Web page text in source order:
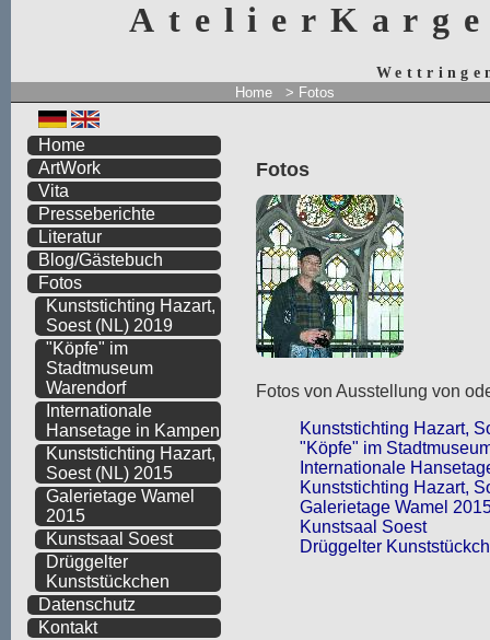
Home > Fotos
Fotos
Fotos von Ausstellung von
Kunststichting Hazart,
"Köpfe" im
Internationale
Kunststichting Hazart,
Galerietage Wamel
Kunstsaal Soest
Drüggelter
Home
ArtWork
Vita
Presseberichte
Literatur
Blog/Gästebuch
Fotos
Kunststichting Hazart,
Soest (NL) 2019
"Köpfe" im
Stadtmuseum
Warendorf
Internationale
Hansetage in Kampen
Kunststichting Hazart,
Soest (NL) 2015
Galerietage Wamel
2015
Kunstsaal Soest
Drüggelter
Kunststückchen
Datenschutz
Kontakt